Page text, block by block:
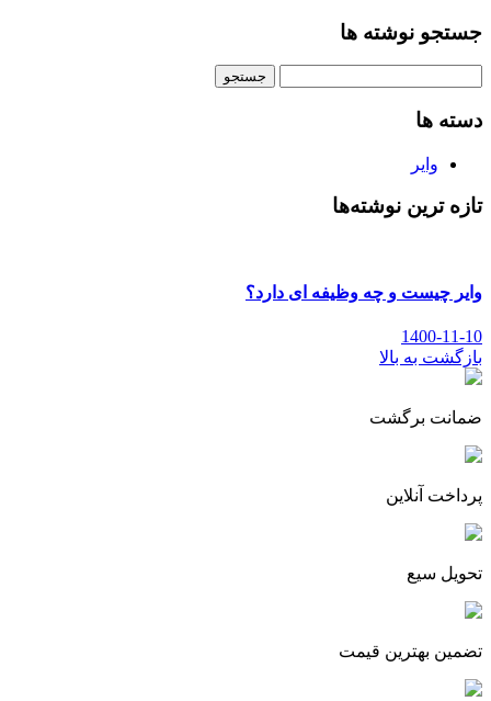
جستجو نوشته ها
دسته ها
وایر
تازه ترین نوشته‌ها
وایر چیست و چه وظیفه ای دارد؟
1400-11-10
بازگشت به بالا
ضمانت برگشت
پرداخت آنلاین
تحویل سیع
تضمین بهترین قیمت